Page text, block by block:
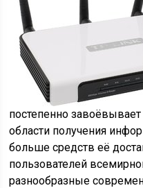
постепенно
области получения
больше средств её
пользователей
разнообразные